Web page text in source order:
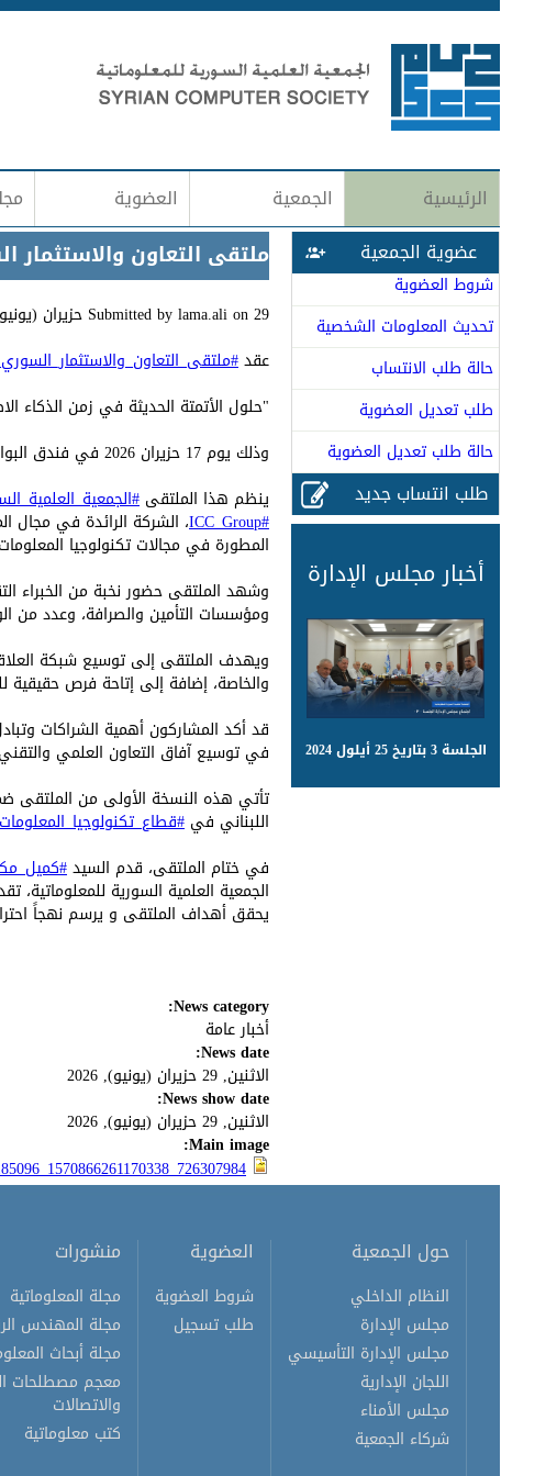
الرئيسية الجمعية العضوية
ملتقى التعاون والاستثمار
Submitted bylama.alion29 حزيران (يونيو), 2026 - 12:29
عقد
"حلول الأتمتة الحديثة في زمن الذكاء
وذلك يوم 17 حزيران 2026 في فندق البوابات السبع بدمشق.
ينظم هذا الملتقى
#ICC_Group ، الشركة الرائدة في مجال
المطورة في مجالات تكنولوجيا
وشهد الملتقى حضور نخبة من الخبراء
ومؤسسات التأمين والصرافة، وعدد من
ويهدف الملتقى إلى توسيع شبكة
والخاصة، إضافة إلى إتاحة فرص حقيقية
قد أكد المشاركون أهمية الشراكات
في توسيع آفاق التعاون العلمي
تأتي هذه النسخة الأولى من
اللبناني في
في ختام الملتقى، قدم السيد
الجمعية العلمية السورية
يحقق أهداف الملتقى و يرسم نهجاً
News category:
أخبار عامة
News date:
الاثنين, 29 حزيران (يونيو), 2026
News show date:
الاثنين, 29 حزيران (يونيو), 2026
Main image:
726307984_1570866261170338_4799785466974185096_n.jpg
عضوية الجمعية
شروط العضوية
تحديث المعلومات الشخصية
حالة طلب الانتساب
طلب تعديل العضوية
حالة طلب تعديل العضوية
طلب انتساب جديد
أخبار مجلس الإدارة
الجلسة 3 بتاريخ 25 أيلول 2024
حول الجمعية
النظام الداخلي
مجلس الإدارة
مجلس الإدارة التأسيسي
اللجان الإدارية
مجلس الأمناء
شركاء الجمعية
العضوية
شروط العضوية
طلب تسجيل
منشورات
مجلة المعلوماتية
مجلة المهندس
مجلة أبحاث
معجم مصطلحات
والاتصالات
كتب معلوماتية